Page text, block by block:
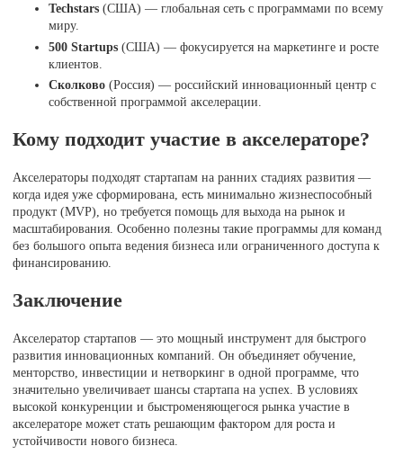
Techstars (США) — глобальная сеть с программами по всему
миру.
500 Startups (США) — фокусируется на маркетинге и росте
клиентов.
Сколково (Россия) — российский инновационный центр с
собственной программой акселерации.
Кому подходит участие в акселераторе?
Акселераторы подходят стартапам на ранних стадиях развития —
когда идея уже сформирована, есть минимально жизнеспособный
продукт (MVP), но требуется помощь для выхода на рынок и
масштабирования. Особенно полезны такие программы для команд
без большого опыта ведения бизнеса или ограниченного доступа к
финансированию.
Заключение
Акселератор стартапов — это мощный инструмент для быстрого
развития инновационных компаний. Он объединяет обучение,
менторство, инвестиции и нетворкинг в одной программе, что
значительно увеличивает шансы стартапа на успех. В условиях
высокой конкуренции и быстроменяющегося рынка участие в
акселераторе может стать решающим фактором для роста и
устойчивости нового бизнеса.